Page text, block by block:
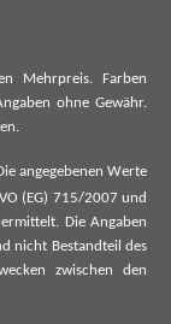
Mehrpreis. Farben
ohne Gewähr.
angegebenen Werte
(EG) 715/2007 und
Die Angaben
nicht Bestandteil des
zwischen den